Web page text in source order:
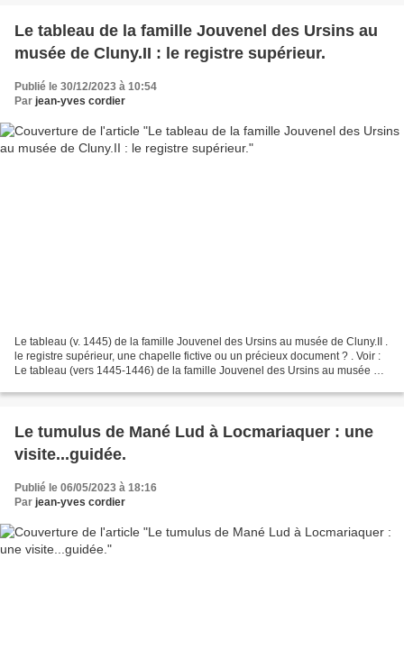
Le tableau de la famille Jouvenel des Ursins au
musée de Cluny.II : le registre supérieur.
Publié le 30/12/2023 à 10:54
Par jean-yves cordier
Le tableau (v. 1445) de la famille Jouvenel des Ursins au musée de Cluny.II .
le registre supérieur, une chapelle fictive ou un précieux document ? . Voir :
Le tableau (vers 1445-1446) de la famille Jouvenel des Ursins au musée de
Le tumulus de Mané Lud à Locmariaquer : une
visite...guidée.
Publié le 06/05/2023 à 18:16
Par jean-yves cordier